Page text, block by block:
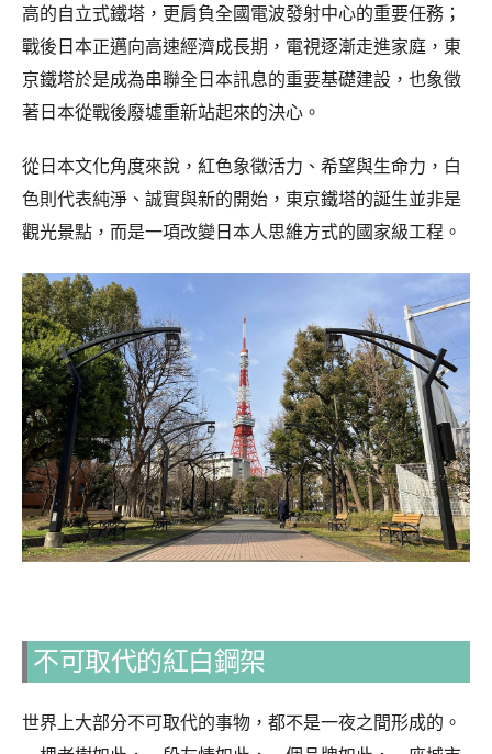
高的自立式鐵塔，更肩負全國電波發射中心的重要任務；
戰後日本正邁向高速經濟成長期，電視逐漸走進家庭，東
京鐵塔於是成為串聯全日本訊息的重要基礎建設，也象徵
著日本從戰後廢墟重新站起來的決心。
從日本文化角度來說，紅色象徵活力、希望與生命力，白
色則代表純淨、誠實與新的開始，東京鐵塔的誕生並非是
觀光景點，而是一項改變日本人思維方式的國家級工程。
不可取代的紅白鋼架
世界上大部分不可取代的事物，都不是一夜之間形成的。